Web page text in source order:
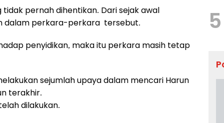
pernah dihentikan. Dari sejak awal
dalam perkara-perkara tersebut.
penyidikan, maka itu perkara masih tetap
sejumlah upaya dalam mencari Harun
terakhir.
dilakukan.
5